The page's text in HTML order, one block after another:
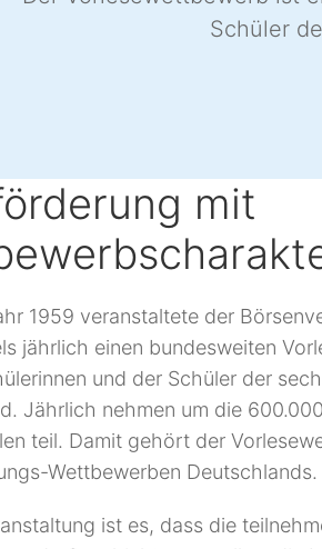
Schüler
mit
1959 veranstaltete der
jährlich einen bundesweiten
und der Schüler der
Jährlich nehmen um die
teil. Damit gehört der
Wettbewerben Deutschlands.
ist es, dass die